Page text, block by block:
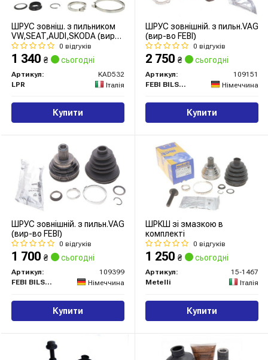
ШРУС зовніш. з пильником
VW,SEAT,AUDI,SKODA (вир-
во LPR)
0 відгуків
1 340 ₴ сьогодні
Артикул:
KAD532
LPR
Італія
Купити
ШРУС зовнішній. з пильн.VAG
(вир-во FEBI)
0 відгуків
2 750 ₴ сьогодні
Артикул:
109151
FEBI BILSTEIN
Німеччина
Купити
ШРУС зовнішній. з пильн.VAG
(вир-во FEBI)
0 відгуків
1 700 ₴ сьогодні
Артикул:
109399
FEBI BILSTEIN
Німеччина
Купити
ШРКШ зі змазкою в
комплекті
0 відгуків
1 250 ₴ сьогодні
Артикул:
15-1467
Metelli
Італія
Купити